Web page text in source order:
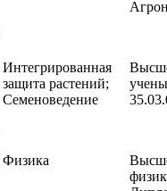
Интегрированная
защита растений;
Семеноведение
Физика